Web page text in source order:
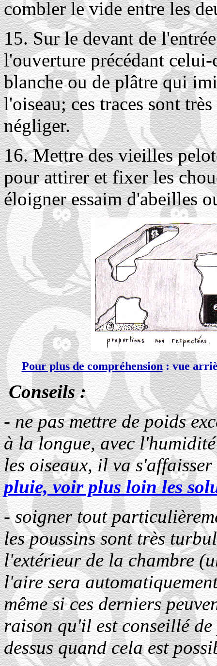
combler le vide entre les
15. Sur le devant de
l'ouverture précédant
blanche ou de plâtre qui
l'oiseau; ces traces sont
négliger.
16. Mettre des vieilles
pour attirer et fixer les
éloigner essaim d'abeilles
Pour plus de compréhension: vue
Conseils :
- ne pas mettre de poids
à la longue, avec
les oiseaux, il va s'affaisser
pluie, voir plus loin les
- soigner tout
les poussins sont très
l'extérieur de la chambre
l'aire sera
même si ces derniers
raison qu'il est conseillé
dessus quand cela est